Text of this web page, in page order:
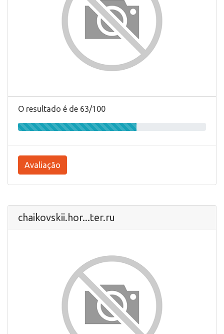
O resultado é de 63/100
Avaliação
chaikovskii.hor...ter.ru